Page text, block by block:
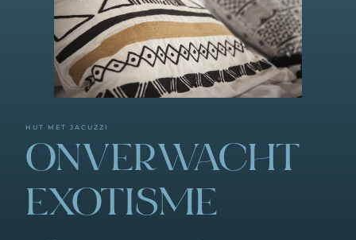
HUT MET JACUZZI
ONVERWACHT
EXOTISME